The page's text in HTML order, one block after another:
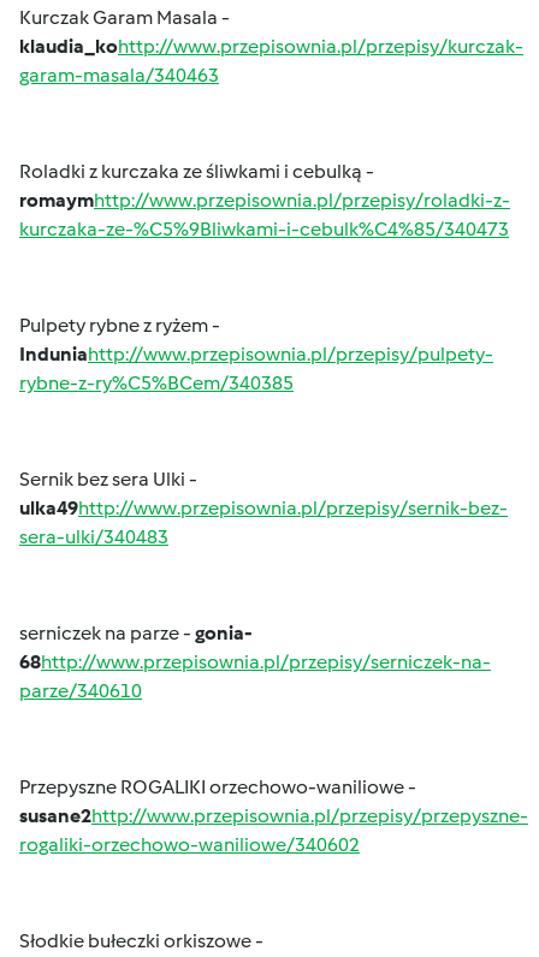
Kurczak Garam Masala -
klaudia_kohttp://www.przepisownia.pl/przepisy/kurczak-
garam-masala/340463
Roladki z kurczaka ze śliwkami i cebulką -
romaymhttp://www.przepisownia.pl/przepisy/roladki-z-
kurczaka-ze-%C5%9Bliwkami-i-cebulk%C4%85/340473
Pulpety rybne z ryżem -
Induniahttp://www.przepisownia.pl/przepisy/pulpety-
rybne-z-ry%C5%BCem/340385
Sernik bez sera Ulki -
ulka49http://www.przepisownia.pl/przepisy/sernik-bez-
sera-ulki/340483
serniczek na parze - gonia-
68http://www.przepisownia.pl/przepisy/serniczek-na-
parze/340610
Przepyszne ROGALIKI orzechowo-waniliowe -
susane2http://www.przepisownia.pl/przepisy/przepyszne-
rogaliki-orzechowo-waniliowe/340602
Słodkie bułeczki orkiszowe -